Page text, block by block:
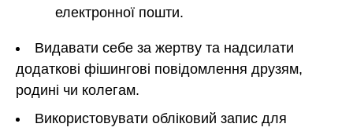
електронної пошти.
Видавати себе за жертву та надсилати
додаткові фішингові повідомлення друзям,
родині чи колегам.
Використовувати обліковий запис для